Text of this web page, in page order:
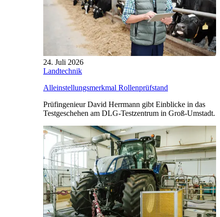
24. Juli 2026
Landtechnik
Alleinstellungsmerkmal Rollenprüfstand
Prüfingenieur David Herrmann gibt Einblicke in das
Testgeschehen am DLG-Testzentrum in Groß-Umstadt.